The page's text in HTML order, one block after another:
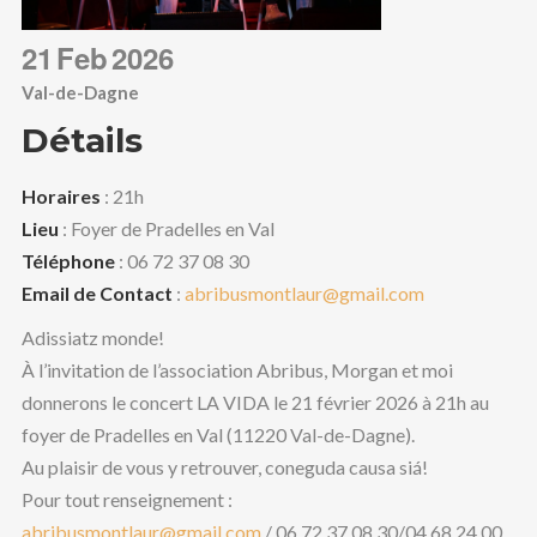
CONTACT
OCCITAN
RECHERCHE
21 Feb2026
Val-de-Dagne
Détails
Horaires : 21h
Lieu : Foyer de Pradelles en Val
Téléphone: 06 72 37 08 30
Email de Contact : abribusmontlaur@gmail.com
Adissiatz monde!
À l’invitation de l’association Abribus, Morgan et moi
donnerons le concert LA VIDA le 21 février 2026 à 21h au
foyer de Pradelles en Val (11220 Val-de-Dagne).
Au plaisir de vous y retrouver, coneguda causa siá!
Pour tout renseignement :
abribusmontlaur@gmail.com / 06 72 37 08 30/04 68 24 00